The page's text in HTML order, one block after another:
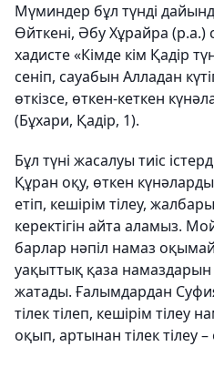
Мүминдер бұл түнді
Өйткені, Әбу Хұрайра (р.а.)
хадисте «Кімде кім Қадір
сеніп, сауабын Алладан
өткізсе, өткен-кеткен
(Бұхари, Қадір, 1).
Бұл түні жасалуы тиіс
Құран оқу, өткен
етіп, кешірім тілеу,
керектігін айта аламыз.
барлар нәпіл намаз
уақыттық қаза
жатады. Ғалымдардан
тілек тілеп, кешірім тілеу
оқып, артынан тілек тілеу